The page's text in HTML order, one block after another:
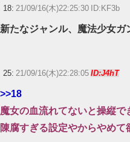
18: 21/09/16(木)22:25:30 ID:KF3b
新たなジャンル、魔法少女ガ
25: 21/09/16(木)22:28:05 ID:J4hT
>>18
魔女の血流れてないと操縦
陳腐すぎる設定やからやめて